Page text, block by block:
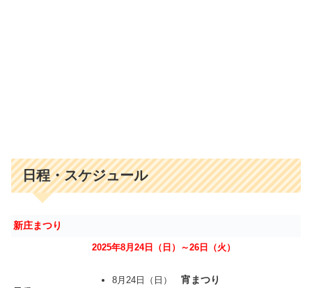
日程・スケジュール
新庄まつり
2025年8月24日（日）～26日（火）
8月24日（日） 宵まつり